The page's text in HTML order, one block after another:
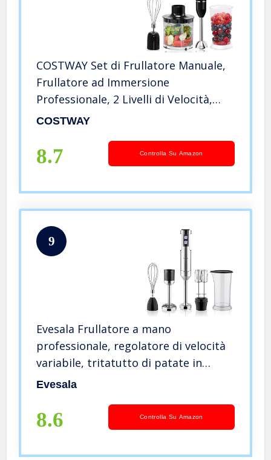
COSTWAY Set di Frullatore Manuale,
Frullatore ad Immersione
Professionale, 2 Livelli di Velocità,
Nero
COSTWAY
8.7 Controlla Su Amazon
9
Evesala Frullatore a mano
professionale, regolatore di velocità
variabile, tritatutto di patate in
acciaio inox, frusta doppia, frusta,
con coperchio da 800 W
Evesala
8.6 Controlla Su Amazon